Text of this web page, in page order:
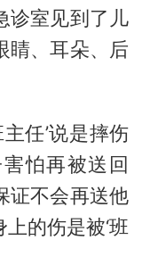
诊室见到了儿
睛、耳朵、后
任’说是摔伤
怕再被送回
证不会再送他
的伤是被‘班